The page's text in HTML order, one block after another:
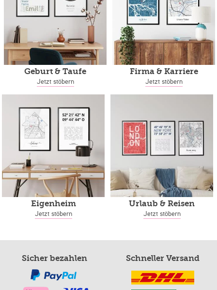
Geburt & Taufe
Jetzt stöbern
Firma & Karriere
Jetzt stöbern
Eigenheim
Jetzt stöbern
Urlaub & Reisen
Jetzt stöbern
Sicher bezahlen Schneller Versand